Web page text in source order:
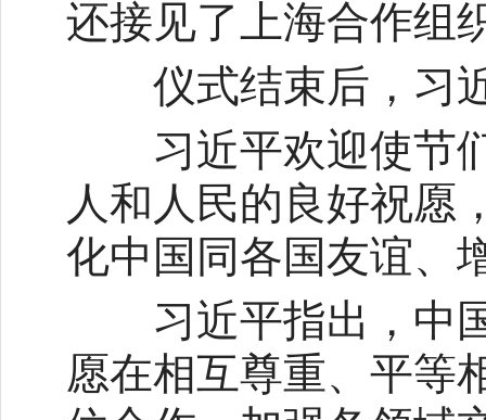
还接见了上海合作组
仪式结束后，习近
习近平欢迎使节们
人和人民的良好祝愿
化中国同各国友谊、
习近平指出，中国
愿在相互尊重、平等